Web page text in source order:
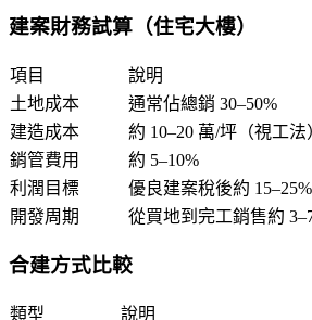
建案財務試算（住宅大樓）
項目
說明
土地成本
通常佔總銷 30–50%
建造成本
約 10–20 萬/坪（視工法
銷管費用
約 5–10%
利潤目標
優良建案稅後約 15–25%
開發周期
從買地到完工銷售約
合建方式比較
類型 說明